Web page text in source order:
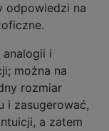
odpowiedzi na
i
można na
rozmiar
i zasugerować,
a zatem